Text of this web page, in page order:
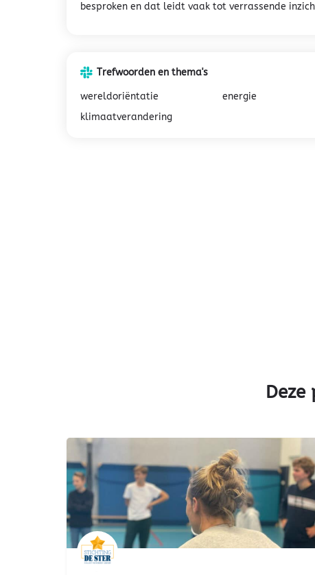
besproken en dat leidt vaak tot verrassende
Trefwoorden en thema's
wereldoriëntatie energie
klimaatverandering
Deze